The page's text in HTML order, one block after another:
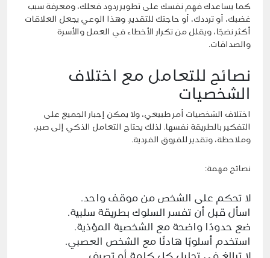
كما يساعدك فهم نفسك على تطوير ردود فعلك، ومعرفة سبب
غضبك، أو ترددك، أو حاجتك للتقدير. وهذا الوعي يجعل العلاقات
أكثر نضجًا، ويقلل من تكرار الأخطاء في العمل والأسرة
والصداقات.
نصائح للتعامل مع اختلاف
الشخصيات
اختلاف الشخصيات أمر طبيعي، ولا يمكن إجبار الجميع على
التفكير بالطريقة نفسها. لذلك يحتاج التعامل الذكي إلى صبر،
وملاحظة، وتقدير للفروق الفردية.
نصائح مهمة:
لا تحكم على الشخص من موقف واحد.
اسأل قبل أن تفسر السلوك بطريقة سلبية.
ضع حدودًا واضحة مع الشخصية المؤذية.
استخدم أسلوبًا هادئًا مع الشخص العصبي.